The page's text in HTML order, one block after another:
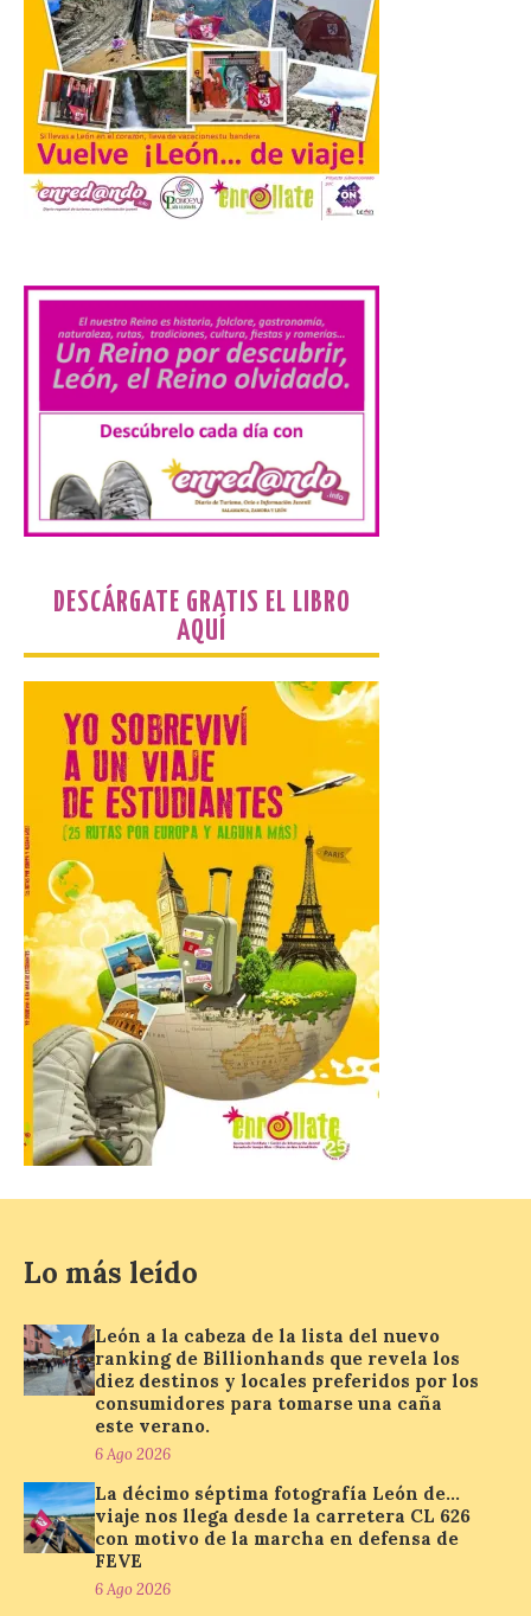
para observar el eclipse
solar del 12 de agosto de 2026 sin
obstáculos. El visor es una herramienta a
la […]
El Ayuntamiento de
Zamora recibe a la Banda
de Música tras sus
7 Ago 2026
La agrupación zamorana
ha logrado una Medalla de
Honor con Distinción, el
clasificación general y la
Mención de Honor a la mejor
interpretación en el World Music Contest
celebrado en Kerkrade. Más de la mitad
La Térmica Cultural y La
la Energía de Ponferrada
publican su agenda para
este fin de semana
7 Ago 2026
Además, se celebrarán
nuevas visitas guiadas de
‘Paseo entre centrales.
Un recorrido entre La
Fábrica de Luz. Museo de
la Energía (antigua central térmica de la
Minero Siderúrgica de Ponferrada –
MSP) y La Térmica Cultural (antigua
central de Compostilla […]
El estreno absoluto de la
obra “De indis. Por favor,
firme aquí” y la música del
protagonizan la oferta
programa Salamanca
7 Ago 2026
El programa cultural
Salamanca Plazas y Patios
continúa este fin de
de teatro y música. En el
Patio Chico está previsto el estreno
absoluto de “De indis. Por favor, firme
aquí”, una producción de la compañía
salmantina […]
DESCÁRGATE GRATIS EL LIBRO
AQUÍ
Lo más leído
León a la cabeza de la lista del nuevo
ranking de Billionhands que revela los
diez destinos y locales preferidos por los
consumidores para tomarse una caña
este verano.
6 Ago 2026
La décimo séptima fotografía León de…
viaje nos llega desde la carretera CL 626
con motivo de la marcha en defensa de
FEVE
6 Ago 2026